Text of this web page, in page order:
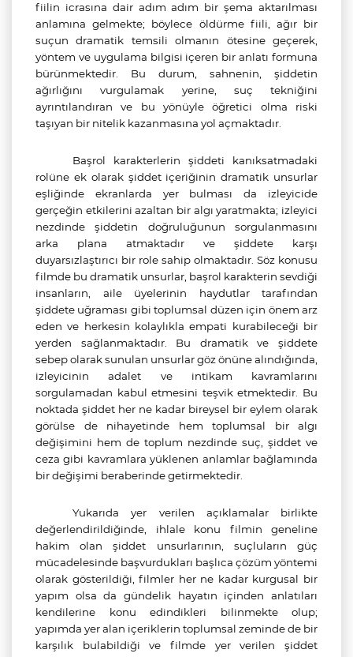
fiilin icrasına dair adım adım bir şema aktarılması
anlamına gelmekte; böylece öldürme fiili, ağır bir
suçun dramatik temsili olmanın ötesine geçerek,
yöntem ve uygulama bilgisi içeren bir anlatı formuna
bürünmektedir. Bu durum, sahnenin, şiddetin
ağırlığını vurgulamak yerine, suç tekniğini
ayrıntılandıran ve bu yönüyle öğretici olma riski
taşıyan bir nitelik kazanmasına yol açmaktadır.
Başrol karakterlerin şiddeti kanıksatmadaki
rolüne ek olarak şiddet içeriğinin dramatik unsurlar
eşliğinde ekranlarda yer bulması da izleyicide
gerçeğin etkilerini azaltan bir algı yaratmakta; izleyici
nezdinde şiddetin doğruluğunun sorgulanmasını
arka plana atmaktadır ve şiddete karşı
duyarsızlaştırıcı bir role sahip olmaktadır. Söz konusu
filmde bu dramatik unsurlar, başrol karakterin sevdiği
insanların, aile üyelerinin haydutlar tarafından
şiddete uğraması gibi toplumsal düzen için önem arz
eden ve herkesin kolaylıkla empati kurabileceği bir
yerden sağlanmaktadır. Bu dramatik ve şiddete
sebep olarak sunulan unsurlar göz önüne alındığında,
izleyicinin adalet ve intikam kavramlarını
sorgulamadan kabul etmesini teşvik etmektedir. Bu
noktada şiddet her ne kadar bireysel bir eylem olarak
görülse de nihayetinde hem toplumsal bir algı
değişimini hem de toplum nezdinde suç, şiddet ve
ceza gibi kavramlara yüklenen anlamlar bağlamında
bir değişimi beraberinde getirmektedir.
Yukarıda yer verilen açıklamalar birlikte
değerlendirildiğinde, ihlale konu filmin geneline
hakim olan şiddet unsurlarının, suçluların güç
mücadelesinde başvurdukları başlıca çözüm yöntemi
olarak gösterildiği, filmler her ne kadar kurgusal bir
yapım olsa da gündelik hayatın içinden anlatıları
kendilerine konu edindikleri bilinmekte olup;
yapımda yer alan içeriklerin toplumsal zeminde de bir
karşılık bulabildiği ve filmde yer verilen şiddet